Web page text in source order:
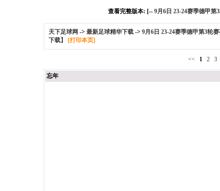
查看完整版本: [-- 9月6日 23-24赛季德甲第
天下足球网 -> 最新足球精华下载-> 9月6日 23-24赛季德甲第3轮
下载】
[打印本页]
<< 1 2 3
忘年